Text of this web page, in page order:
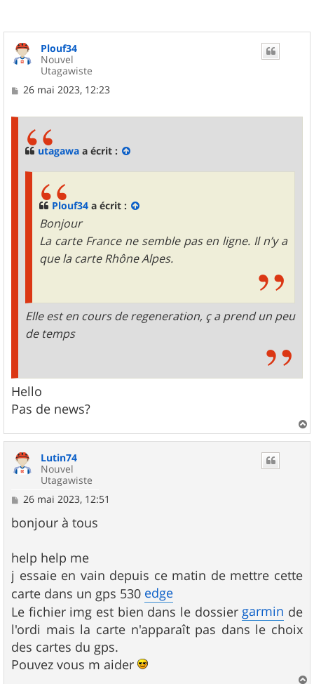
Plouf34
Nouvel
Utagawiste
M
26 mai 2023, 12:23
utagawa a écrit :
Plouf34 a écrit :
Bonjour
La carte France ne semble pas en ligne. Il n’y a
que la carte Rhône Alpes.
Elle est en cours de regeneration, ç a prend un peu
de temps
Hello
Pas de news?
a
Lutin74
Nouvel
Utagawiste
M
s
s
g
e
26 mai 2023, 12:51
bonjour à tous
help help me
j essaie en vain depuis ce matin de mettre cette
carte dans un gps 530 edge
Le fichier img est bien dans le dossiergarmin de
l'ordi mais la carte n'apparaît pas dans le choix
des cartes du gps.
Pouvez vous m aider